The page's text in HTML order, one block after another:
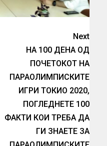
Next
НА 100 ДЕНА ОД
ПОЧЕТОКОТ НА
ПАРАОЛИМПИСКИТЕ
ИГРИ ТОКИО 2020,
ПОГЛЕДНЕТЕ 100
ФАКТИ КОИ ТРЕБА ДА
ГИ ЗНАЕТЕ ЗА